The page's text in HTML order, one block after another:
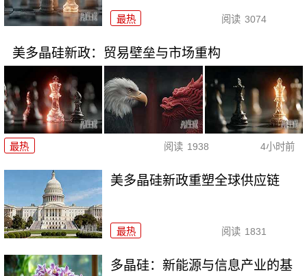
最热 阅读 3074
美多晶硅新政：贸易壁垒与市场重构
最热 阅读 1938 4小时前
美多晶硅新政重塑全球供应链
最热 阅读 1831
多晶硅：新能源与信息产业的基